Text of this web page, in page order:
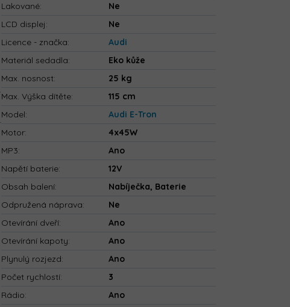
Lakované:
Ne
LCD displej:
Ne
Licence - značka:
Audi
Materiál sedadla:
Eko kůže
Max. nosnost:
25 kg
Max. Výška dítěte:
115 cm
Model:
Audi E-Tron
Motor:
4x45W
MP3:
Ano
Napětí baterie:
12V
Obsah balení:
Nabíječka, Baterie
Odpružená náprava:
Ne
Otevírání dveří:
Ano
Otevírání kapoty:
Ano
Plynulý rozjezd:
Ano
Počet rychlostí:
3
Rádio:
Ano